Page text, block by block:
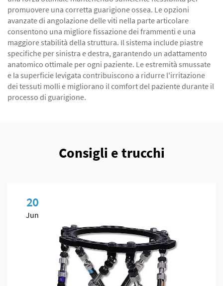
promuovere una corretta guarigione ossea. Le opzioni
avanzate di angolazione delle viti nella parte articolare
consentono una migliore fissazione dei frammenti e una
maggiore stabilità della struttura. Il sistema include piastre
specifiche per sinistra e destra, garantendo un adattamento
anatomico ottimale per ogni paziente. Le estremità smussate
e la superficie levigata contribuiscono a ridurre l'irritazione
dei tessuti molli e migliorano il comfort del paziente durante il
processo di guarigione.
Consigli e trucchi
20
Jun